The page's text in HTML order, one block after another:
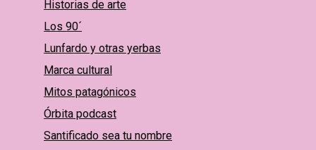
Historias de arte
Los 90´
Lunfardo y otras yerbas
Marca cultural
Mitos patagónicos
Órbita podcast
Santificado sea tu nombre